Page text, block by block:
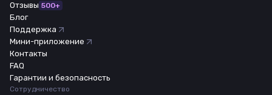
Отзывы 500+
Блог
Поддержка
Мини-приложение
Контакты
FAQ
Гарантии и безопасность
Сотрудничество